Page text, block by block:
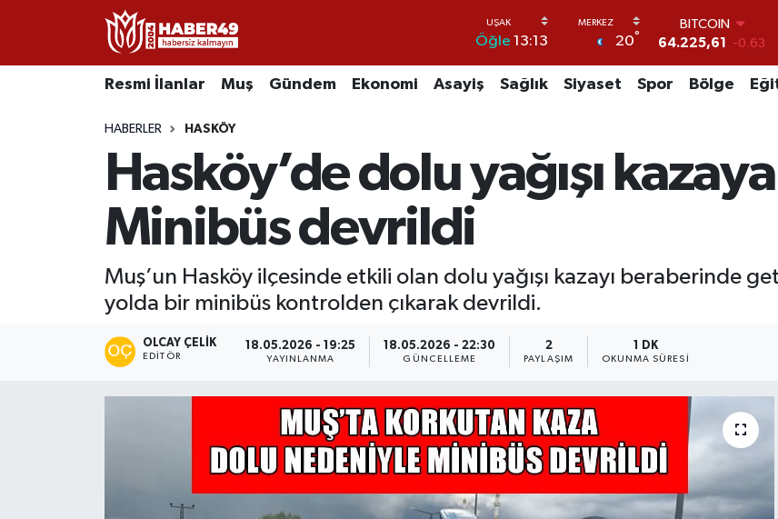
Öğle 13:13 20°
DOLAR
47,7143
0.16
55,0317 -0.02
BİST100
13.799 70
Resmi İlanlar Muş Gündem Ekonomi Asayiş Sağlık Siyaset Spor Bölge
HABERLER HASKÖY
Hasköy’de dolu yağışı
Minibüs devrildi
Muş’un Hasköy ilçesinde etkili olan dolu yağışı kazayı beraberinde
yolda bir minibüs kontrolden çıkarak devrildi.
OLCAY ÇELIK
EDITÖR
18.05.2026 - 19:25
YAYINLANMA
18.05.2026 - 22:30
GÜNCELLEME
2
PAYLAŞIM
1 DK
OKUNMA SÜRESI
Resmi İlanlar
Gündem
Uşak Nöbetçi Eczaneler
Uşak Namaz Vakitleri
Uşak Trafik Yoğunluk Haritası
Tüm Manşetler
Son Dakika Haberleri
Haber Arşivi